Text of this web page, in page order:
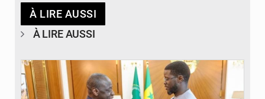
À LIRE AUSSI
À LIRE AUSSI